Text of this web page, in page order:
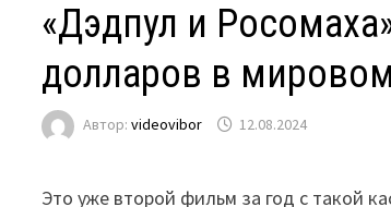
«Дэдпул и
долларов в
Автор:videovibor 12.08.2024
Это уже второй фильм за год с такой